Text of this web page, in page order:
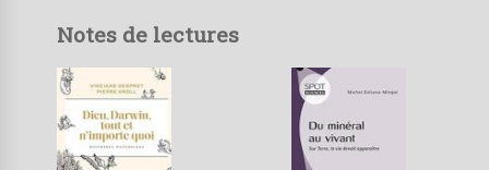
Notes de lectures